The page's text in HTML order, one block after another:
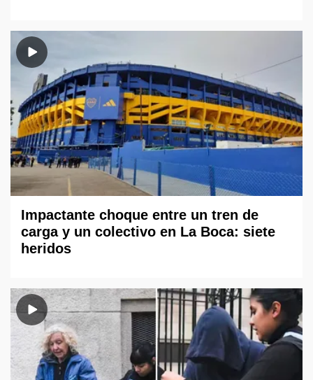
Impactante choque entre un tren de
carga y un colectivo en La Boca: siete
heridos